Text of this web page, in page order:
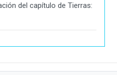
del capítulo de Tierras: